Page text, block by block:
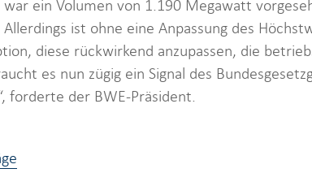
ein Volumen von 1.190 Megawatt
ist ohne eine Anpassung des
diese rückwirkend anzupassen, die
es nun zügig ein Signal des
forderte der BWE-Präsident.